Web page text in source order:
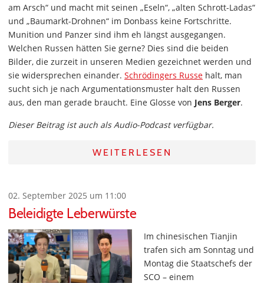
am Arsch“ und macht mit seinen „Eseln“, „alten Schrott-Ladas“
und „Baumarkt-Drohnen“ im Donbass keine Fortschritte.
Munition und Panzer sind ihm eh längst ausgegangen.
Welchen Russen hätten Sie gerne? Dies sind die beiden
Bilder, die zurzeit in unseren Medien gezeichnet werden und
sie widersprechen einander. Schrödingers Russe halt, man
sucht sich je nach Argumentationsmuster halt den Russen
aus, den man gerade braucht. Eine Glosse von Jens Berger.
Dieser Beitrag ist auch als Audio-Podcast verfügbar.
WEITERLESEN
02. September 2025 um 11:00
Beleidigte Leberwürste
Im chinesischen Tianjin
trafen sich am Sonntag und
Montag die Staatschefs der
SCO – einem